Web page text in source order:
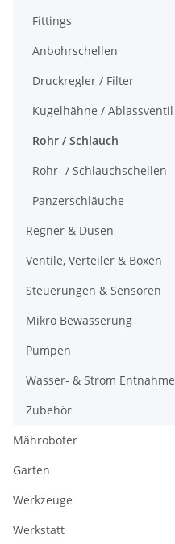
Fittings
Anbohrschellen
Druckregler / Filter
Kugelhähne / Ablassventil
Rohr / Schlauch
Rohr- / Schlauchschellen
Panzerschläuche
Regner & Düsen
Ventile, Verteiler & Boxen
Steuerungen & Sensoren
Mikro Bewässerung
Pumpen
Wasser- & Strom Entnahme
Zubehör
Mähroboter
Garten
Werkzeuge
Werkstatt